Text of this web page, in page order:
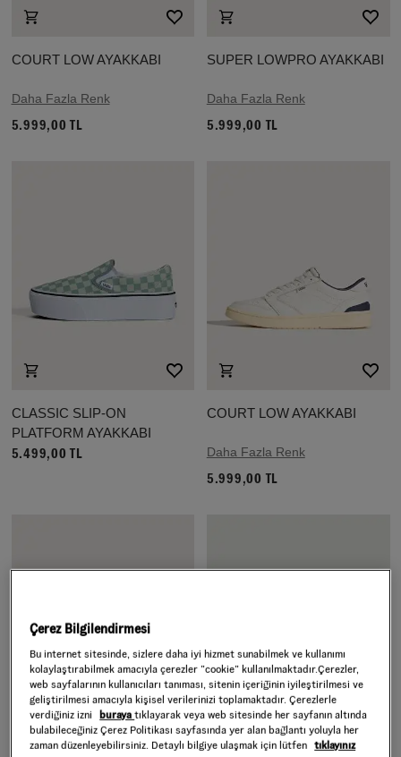
COURT LOW AYAKKABI
Daha Fazla Renk
5.999,00 TL
SUPER LOWPRO AYAKKABI
Daha Fazla Renk
5.999,00 TL
CLASSIC SLIP-ON
PLATFORM AYAKKABI
5.499,00 TL
COURT LOW AYAKKABI
Daha Fazla Renk
5.999,00 TL
Çerez Bilgilendirmesi
Bu internet sitesinde, sizlere daha iyi hizmet sunabilmek ve kullanımı
kolaylaştırabilmek amacıyla çerezler ”cookie” kullanılmaktadır.Çerezler,
web sayfalarının kullanıcıları tanıması, sitenin içeriğinin iyileştirilmesi ve
geliştirilmesi amacıyla kişisel verilerinizi toplamaktadır. Çerezlerle
verdiğiniz izni
burayatıklayarak veya web sitesinde her sayfanın altında
bulabileceğiniz Çerez Politikası sayfasında yer alan bağlantı yoluyla her
zaman düzenleyebilirsiniz. Detaylı bilgiye ulaşmak için lütfen tıklayınız